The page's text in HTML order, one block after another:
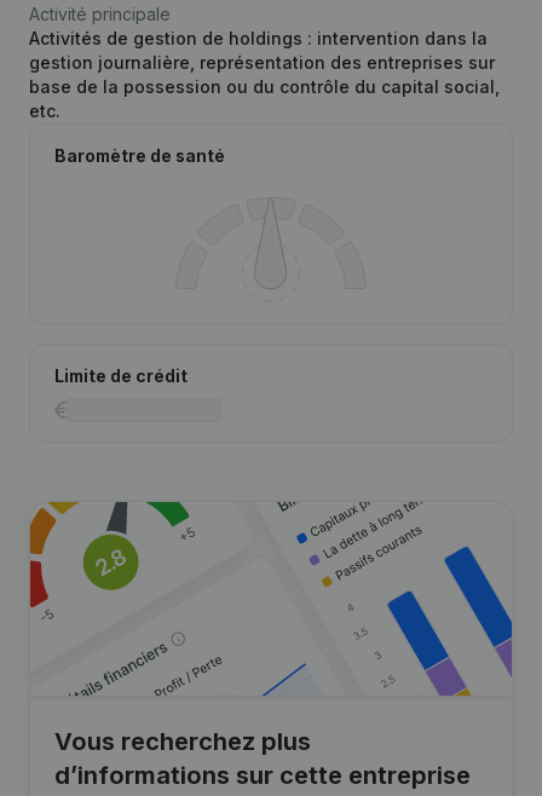
Activité principale
Activités de gestion de holdings : intervention dans la
gestion journalière, représentation des entreprises sur
base de la possession ou du contrôle du capital social,
etc.
Baromètre de santé
Limite de crédit
Vous recherchez plus
d’informations sur cette entreprise